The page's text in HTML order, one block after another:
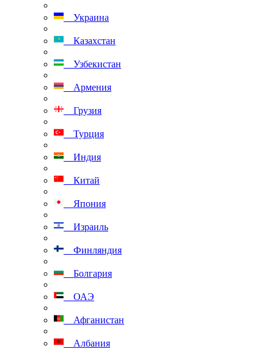
Украина
Казахстан
Узбекистан
Армения
Грузия
Турция
Индия
Китай
Япония
Израиль
Финляндия
Болгария
ОАЭ
Афганистан
Албания